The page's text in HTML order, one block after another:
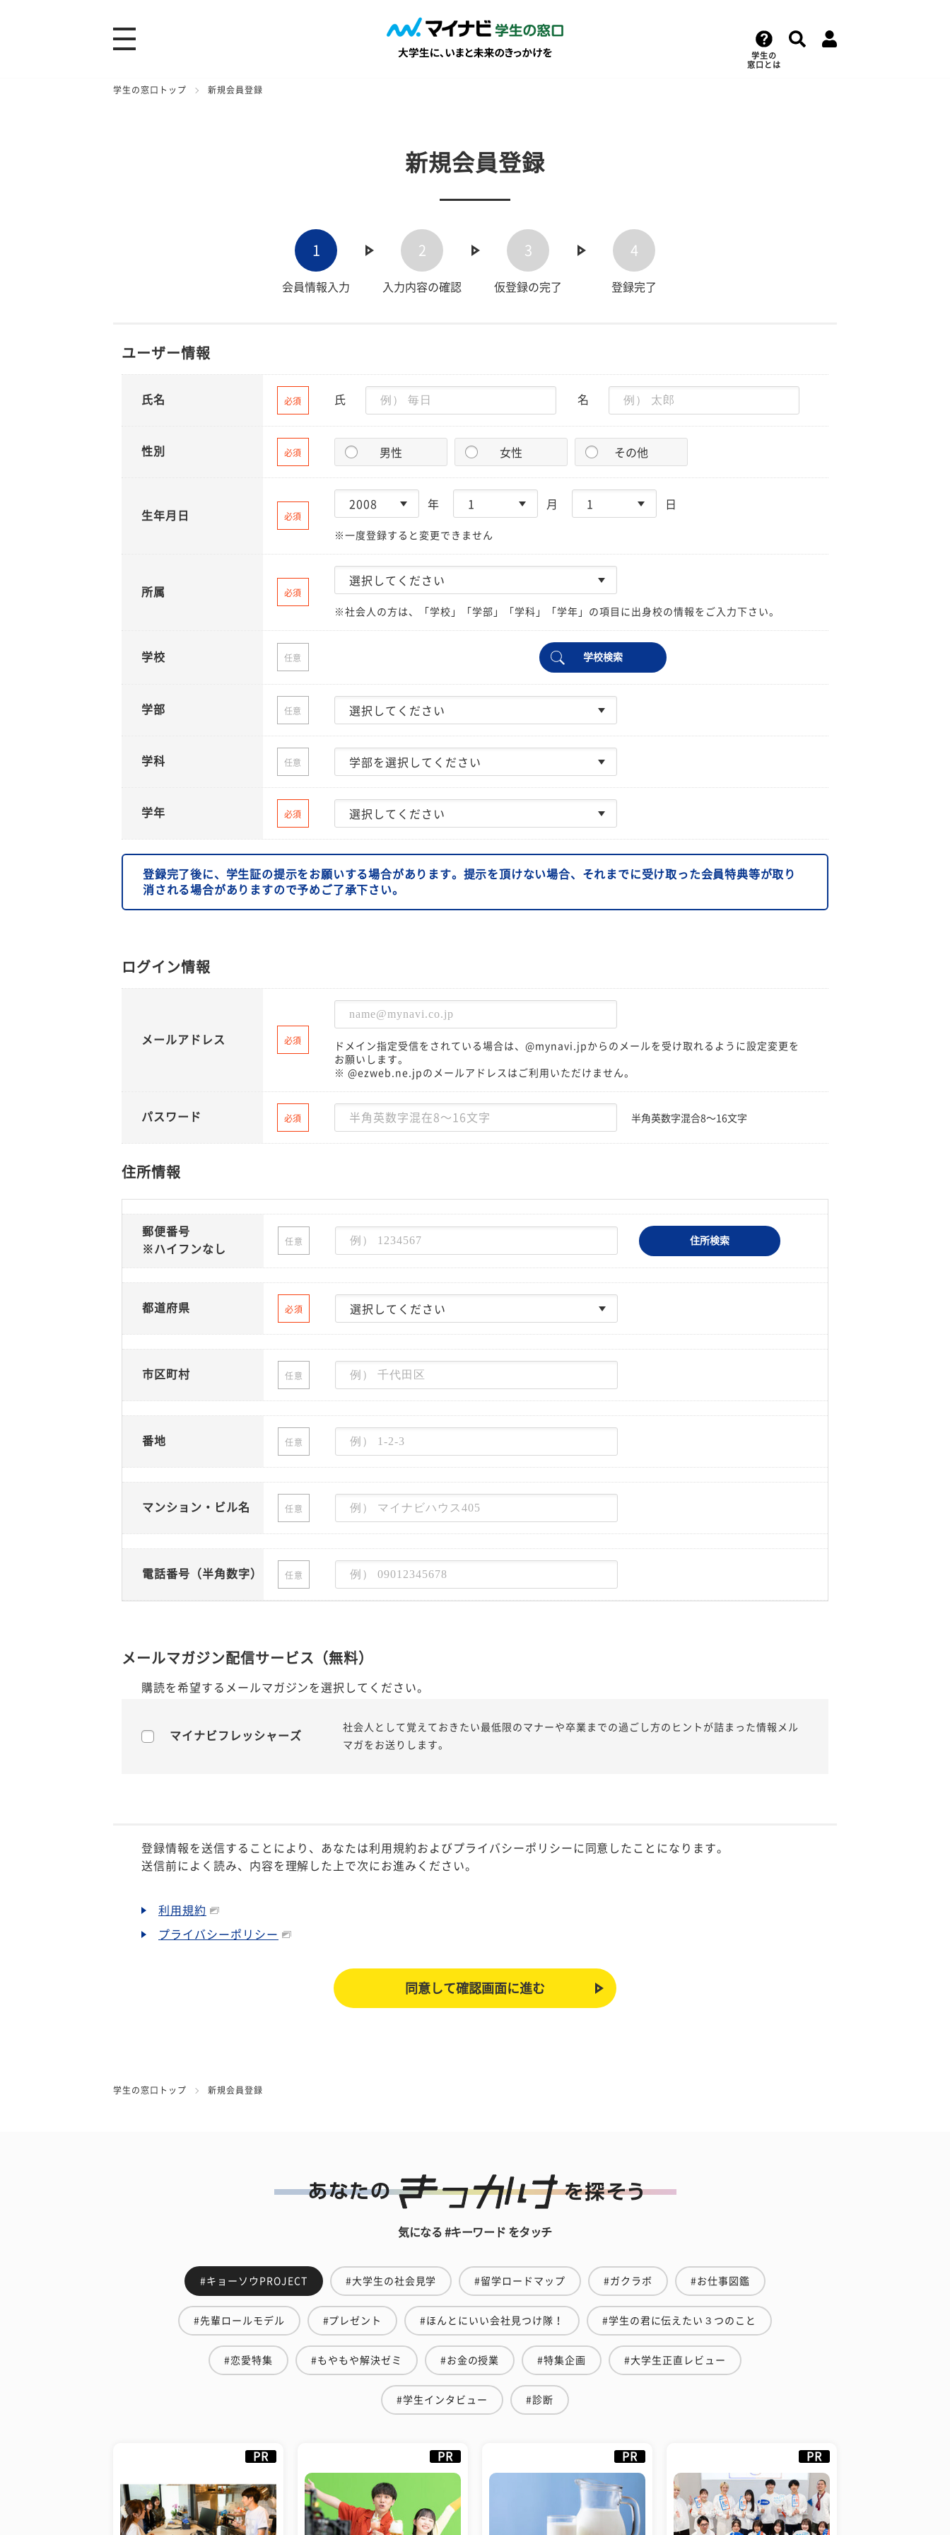
学生の
窓口とは
学生の窓口トップ 新規会員登録
新規会員登録
1
会員情報入力
2
入力内容の確認
3
仮登録の完了
4
登録完了
ユーザー情報
氏名 必須 氏 名
性別 必須 男性 女性 その他
生年月日 必須
年 月 日
※一度登録すると変更できません
所属 必須
※社会人の方は、「学校」「学部」「学科」「学年」の項目に出身校の情報をご入力下さい。
学校 任意 学校検索
学部 任意
学科 任意
学年 必須
登録完了後に、学生証の提示をお願いする場合があります。提示を頂けない場合、それまでに受け取った会員特典等が取り
消される場合がありますので予めご了承下さい。
ログイン情報
メールアドレス 必須
ドメイン指定受信をされている場合は、@mynavi.jpからのメールを受け取れるように設定変更を
お願いします。
※ @ezweb.ne.jpのメールアドレスはご利用いただけません。
パスワード 必須 半角英数字混合8〜16文字
住所情報
郵便番号
※ハイフンなし
任意 住所検索
都道府県 必須
市区町村 任意
番地 任意
マンション・ビル名 任意
電話番号（半角数字） 任意
メールマガジン配信サービス（無料）
購読を希望するメールマガジンを選択してください。
マイナビフレッシャーズ
社会人として覚えておきたい最低限のマナーや卒業までの過ごし方のヒントが詰まった情報メル
マガをお送りします。
登録情報を送信することにより、あなたは利用規約およびプライバシーポリシーに同意したことになります。
送信前によく読み、内容を理解した上で次にお進みください。
利用規約
プライバシーポリシー
学生の窓口トップ 新規会員登録
気になる #キーワード をタッチ
#キョーソウPROJECT #大学生の社会見学 #留学ロードマップ #ガクラボ #お仕事図鑑
#先輩ロールモデル #プレゼント #ほんとにいい会社見つけ隊！ #学生の君に伝えたい３つのこと
#恋愛特集 #もやもや解決ゼミ #お金の授業 #特集企画 #大学生正直レビュー
#学生インタビュー #診断
PR PR PR PR